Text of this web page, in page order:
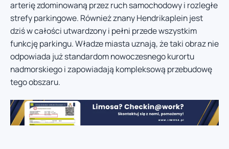
arterię zdominowaną przez ruch samochodowy i rozległe
strefy parkingowe. Również znany Hendrikaplein jest
dziś w całości utwardzony i pełni przede wszystkim
funkcję parkingu. Władze miasta uznają, że taki obraz nie
odpowiada już standardom nowoczesnego kurortu
nadmorskiego i zapowiadają kompleksową przebudowę
tego obszaru.